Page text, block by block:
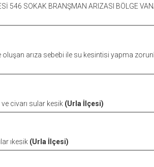
546 SOKAK BRANŞMAN ARIZASI BÖLGE
arıza sebebi ile su kesintisi yapma
civarı sular kesik (Urla İlçesi)
ıkesik (Urla İlçesi)